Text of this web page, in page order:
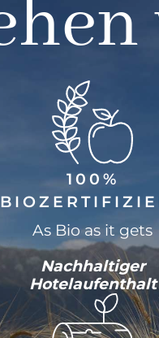
100%
As Bio as it gets
Nachhaltiger
Hotelaufenthalt